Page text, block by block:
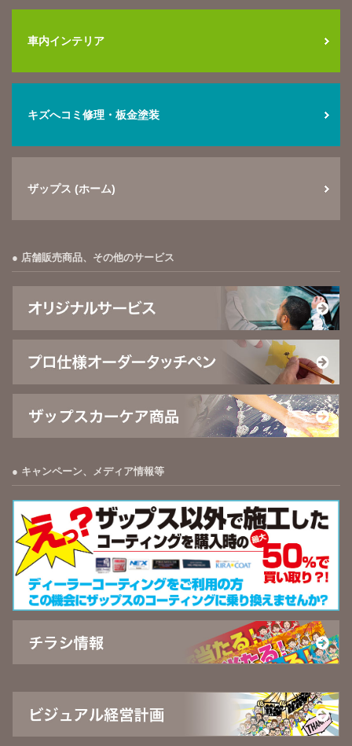
車内インテリア
キズへコミ修理・板金塗装
ザップス (ホーム)
店舗販売商品、その他のサービス
キャンペーン、メディア情報等